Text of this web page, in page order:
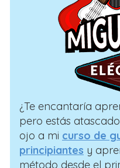
¿Te encantaría
pero estás
ojo a mi curso de
principiantes y
método desde el